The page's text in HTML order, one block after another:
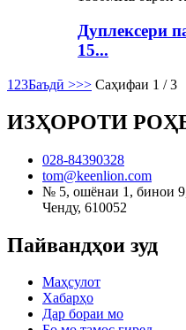
Дуплексери
15...
1 23Баъдӣ >>> Саҳифаи 1 / 3
ИЗҲОРОТИ
028-84390328
tom@keenlion.com
№ 5, ошёнаи 1, бинои
Ченду, 610052
Пайвандҳои зуд
Маҳсулот
Хабарҳо
Дар бораи мо